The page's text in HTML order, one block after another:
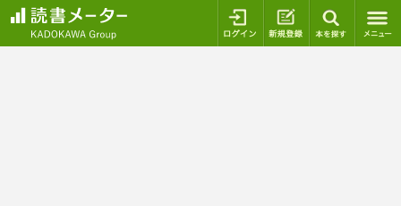
ログイン 新規登録